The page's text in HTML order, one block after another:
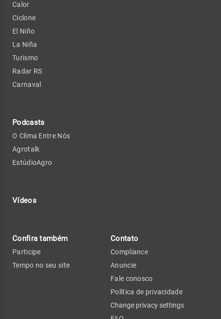
Calor
Ciclone
El Niño
La Niña
Turismo
Radar RS
Carnaval
Podcasts
O Clima Entre Nós
Agrotalk
EstúdioAgro
Vídeos
Confira também
Participe
Tempo no seu site
Contato
Compliance
Anuncie
Fale conosco
Política de privacidade
Change privacy settings